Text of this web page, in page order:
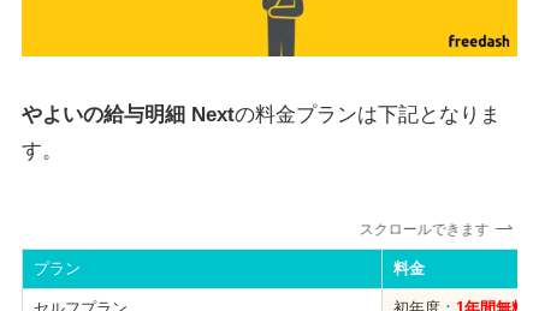
やよいの給与明細 Nextの料金プランは下記となりま
す。
スクロールできます
プラン 料金